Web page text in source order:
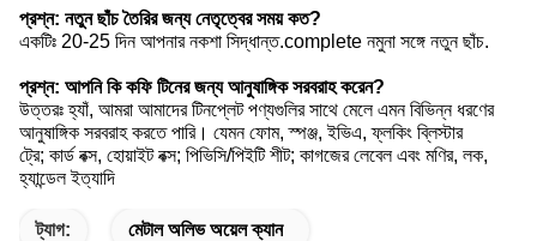
প্রশ্ন: নতুন ছাঁচ তৈরির জন্য নেতৃত্বের সময় কত?
একটিঃ 20-25 দিন আপনার নকশা সিদ্ধান্ত.complete নমুনা সঙ্গে নতুন ছাঁচ.
প্রশ্ন: আপনি কি কফি টিনের জন্য আনুষাঙ্গিক সরবরাহ করেন?
উত্তরঃ হ্যাঁ, আমরা আমাদের টিনপ্লেট পণ্যগুলির সাথে মেলে এমন বিভিন্ন ধরণের
আনুষাঙ্গিক সরবরাহ করতে পারি। যেমন ফোম, স্পঞ্জ, ইভিএ, ফ্লকিং ব্লিস্টার
ট্রে; কার্ড বক্স, হোয়াইট বক্স; পিভিসি/পিইটি শীট; কাগজের লেবেল এবং মণির, লক,
হ্যান্ডেল ইত্যাদি
ট্যাগ: মেটাল অলিভ অয়েল ক্যান